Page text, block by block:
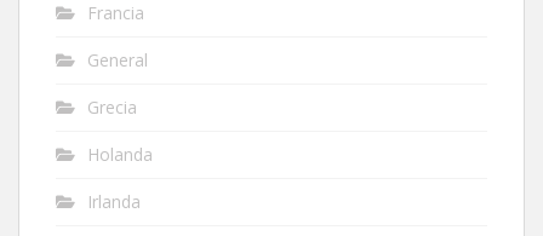
Francia
General
Grecia
Holanda
Irlanda